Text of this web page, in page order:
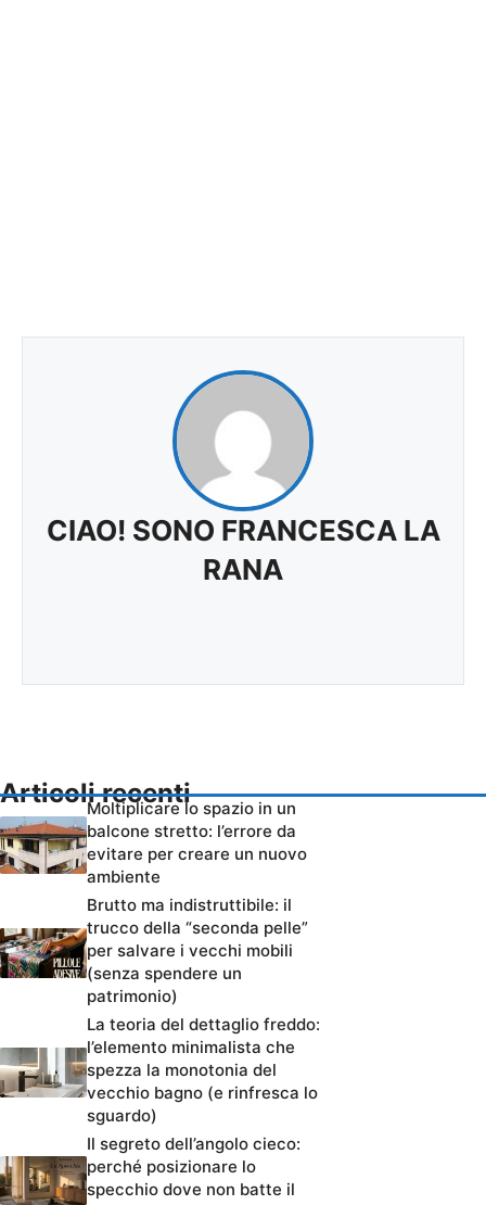
CIAO! SONO FRANCESCA LA
RANA
Articoli recenti
Moltiplicare lo spazio in un
balcone stretto: l’errore da
evitare per creare un nuovo
ambiente
Brutto ma indistruttibile: il
trucco della “seconda pelle”
per salvare i vecchi mobili
(senza spendere un
patrimonio)
La teoria del dettaglio freddo:
l’elemento minimalista che
spezza la monotonia del
vecchio bagno (e rinfresca lo
sguardo)
Il segreto dell’angolo cieco:
perché posizionare lo
specchio dove non batte il